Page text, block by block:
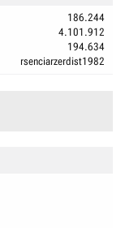
186.244
4.101.912
194.634
rsenciarzerdist1982